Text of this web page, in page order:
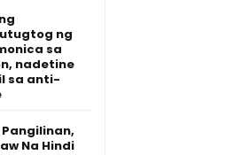
ng
sa
nadetine
sa anti-
Pangilinan,
Na Hindi